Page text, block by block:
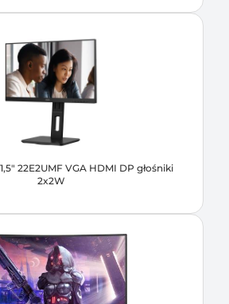
22E2UMF VGA HDMI DP głośniki
2x2W